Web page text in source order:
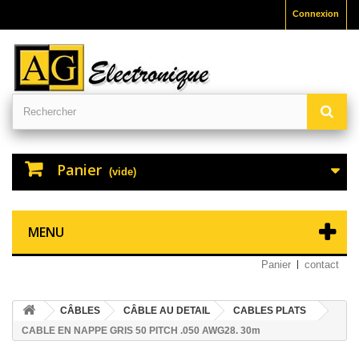
Connexion
Panier (vide)
MENU
Panier contact
CÂBLES CÂBLE AU DETAIL
CABLES PLATS
CABLE EN NAPPE GRIS 50 PITCH .050 AWG28. 30m